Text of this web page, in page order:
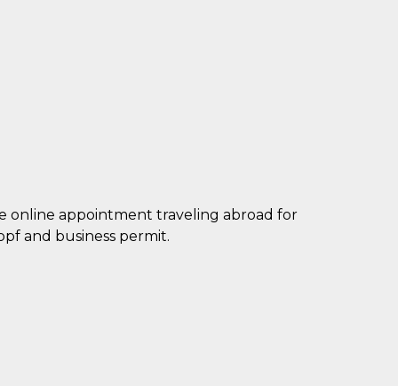
online appointment traveling abroad for
and business permit.